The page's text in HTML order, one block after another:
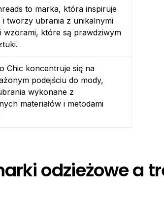
to marka, która inspiruje
i tworzy ubrania z unikalnymi
wzorami, które są prawdziwym
Chic koncentruje się na
podejściu do mody,
wykonane z
materiałów i metodami
odzieżowe a